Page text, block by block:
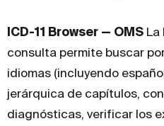
ICD-11 Browser — OMS La
consulta permite buscar
idiomas (incluyendo
jerárquica de capítulos,
diagnósticas, verificar los